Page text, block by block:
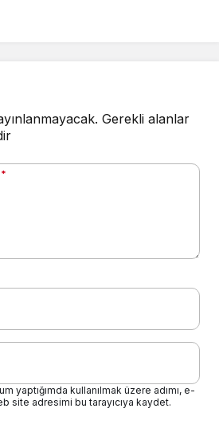
Gerekli alanlar
*
yaptığımda kullanılmak üzere adımı, e-
site adresimi bu tarayıcıya kaydet.